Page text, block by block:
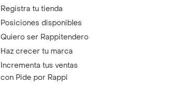
Registra tu tienda
Posiciones disponibles
Quiero ser Rappitendero
Haz crecer tu marca
Incrementa tus ventas
con Pide por Rappi